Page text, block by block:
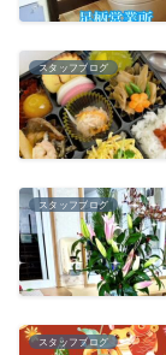
スタッフブログ
スタッフブログ
スタッフブログ